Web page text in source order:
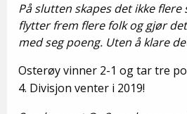
På slutten skapes det ikke flere
flytter frem flere folk og gjør
med seg poeng. Uten å klare
Osterøy vinner 2-1 og tar tre
4. Divisjon venter i 2019!